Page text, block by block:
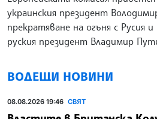
украинския президент
прекратяване на огъня с Русия
руския президент Владимир
ВОДЕЩИ НОВИНИ
08.08.2026 19:46 СВЯТ